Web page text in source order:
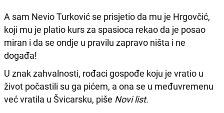
A sam Nevio Turković se prisjetio da mu je Hrgovčić,
koji mu je platio kurs za spasioca rekao da je posao
miran i da se ondje u pravilu zapravo ništa i ne
događa!
U znak zahvalnosti, rođaci gospođe koju je vratio u
život počastili su ga pićem, a ona se u međuvremenu
već vratila u Švicarsku, piše Novi list.